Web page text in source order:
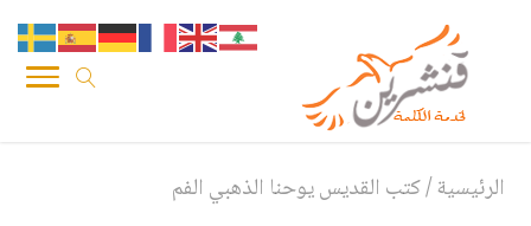
الرئيسية/كتب القديس يوحنا الذهبي الفم